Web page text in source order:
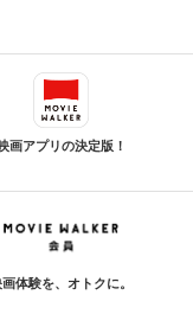
画アプリの決定版！
体験を、オトクに。